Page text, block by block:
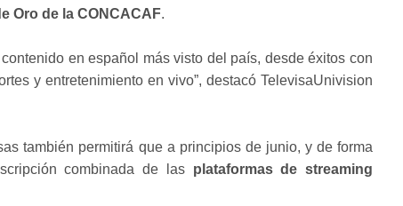
Oro de la CONCACAF.
en español más visto del país, desde éxitos con
y entretenimiento en vivo”, destacó TelevisaUnivision
también permitirá que a principios de junio, y de forma
combinada de las plataformas de streaming